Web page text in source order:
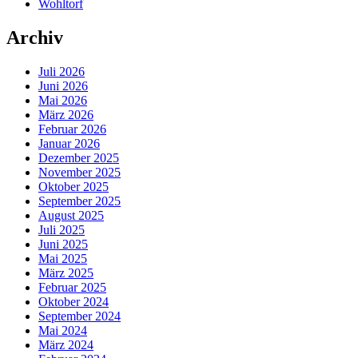
Wohltorf
Archiv
Juli 2026
Juni 2026
Mai 2026
März 2026
Februar 2026
Januar 2026
Dezember 2025
November 2025
Oktober 2025
September 2025
August 2025
Juli 2025
Juni 2025
Mai 2025
März 2025
Februar 2025
Oktober 2024
September 2024
Mai 2024
März 2024